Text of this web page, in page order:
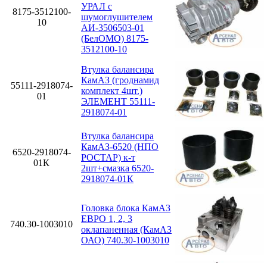
8175-3512100-
10
УРАЛ с
шумоглушителем
АИ-3506503-01
(БелОМО) 8175-
3512100-10
55111-2918074-
01
Втулка балансира
КамАЗ (гроднамид
комплект 4шт.)
ЭЛЕМЕНТ 55111-
2918074-01
6520-2918074-
01К
Втулка балансира
КамАЗ-6520 (НПО
РОСТАР) к-т
2шт+смазка 6520-
2918074-01К
740.30-1003010
Головка блока КамАЗ
ЕВРО 1, 2, 3
оклапаненная (КамАЗ
ОАО) 740.30-1003010